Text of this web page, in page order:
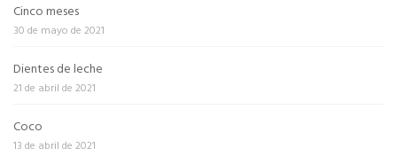
Cinco meses
30 de mayo de 2021
Dientes de leche
21 de abril de 2021
Coco
13 de abril de 2021